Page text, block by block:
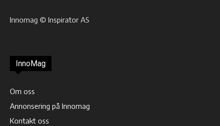
Innomag © Inspirator AS
InnoMag
Om oss
Annonsering på Innomag
Kontakt oss